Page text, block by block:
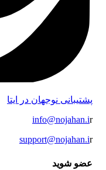
پشتیبانی نوجهان در ایتا
info@nojahan.i
support@nojahan.i
عضو شوید